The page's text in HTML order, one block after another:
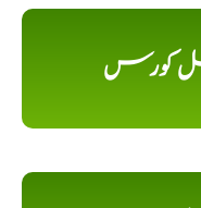
کورس